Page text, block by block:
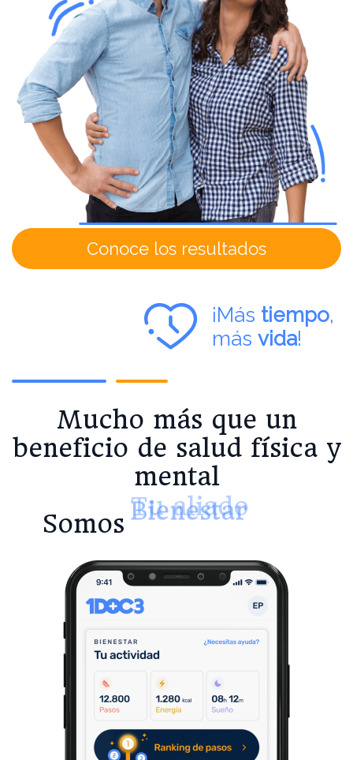
Conoce los resultados
¡Más tiempo,
más vida!
Mucho más que un
beneficio de salud física y
mental
Somos
Bienestar
Tu aliado